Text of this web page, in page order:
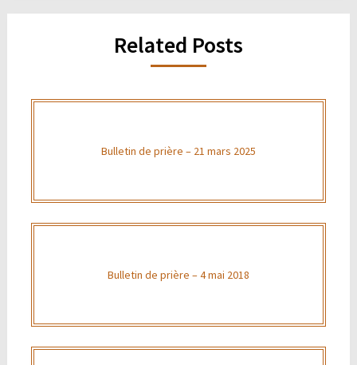
Related Posts
Bulletin de prière – 21 mars 2025
Bulletin de prière – 4 mai 2018